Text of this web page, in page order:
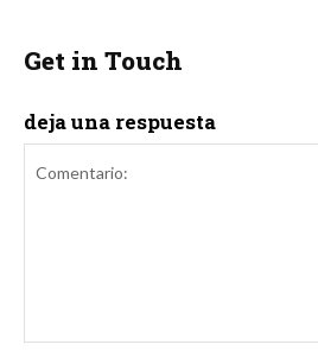
Get in Touch
deja una respuesta